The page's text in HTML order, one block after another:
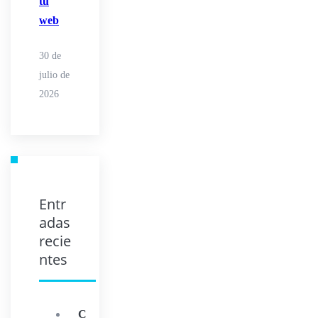
web
30 de
julio de
2026
Entr
adas
recie
ntes
C